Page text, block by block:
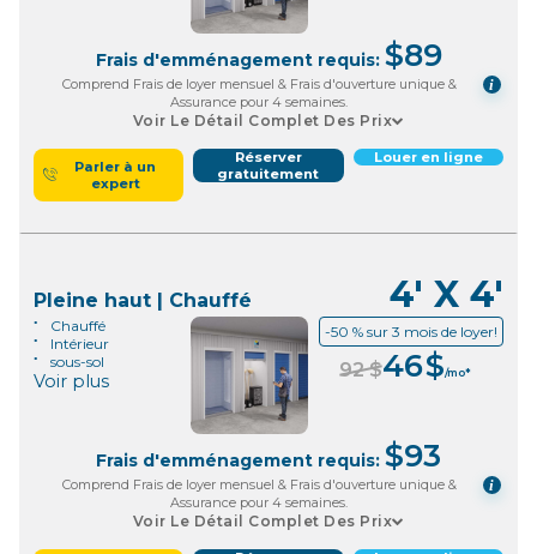
Frais d'emménagement requis: $89
Comprend Frais de loyer mensuel & Frais d'ouverture unique &
Assurance pour 4 semaines.
i
Voir Le Détail Complet Des Prix
Parler à un
expert
Réserver
gratuitement
Louer en ligne
Pleine haut | Chauffé 4' X 4'
Chauffé
Intérieur
sous-sol
Voir plus
-50 % sur 3 mois de loyer!
92$46$/mo*
Frais d'emménagement requis: $93
Comprend Frais de loyer mensuel & Frais d'ouverture unique &
Assurance pour 4 semaines.
i
Voir Le Détail Complet Des Prix